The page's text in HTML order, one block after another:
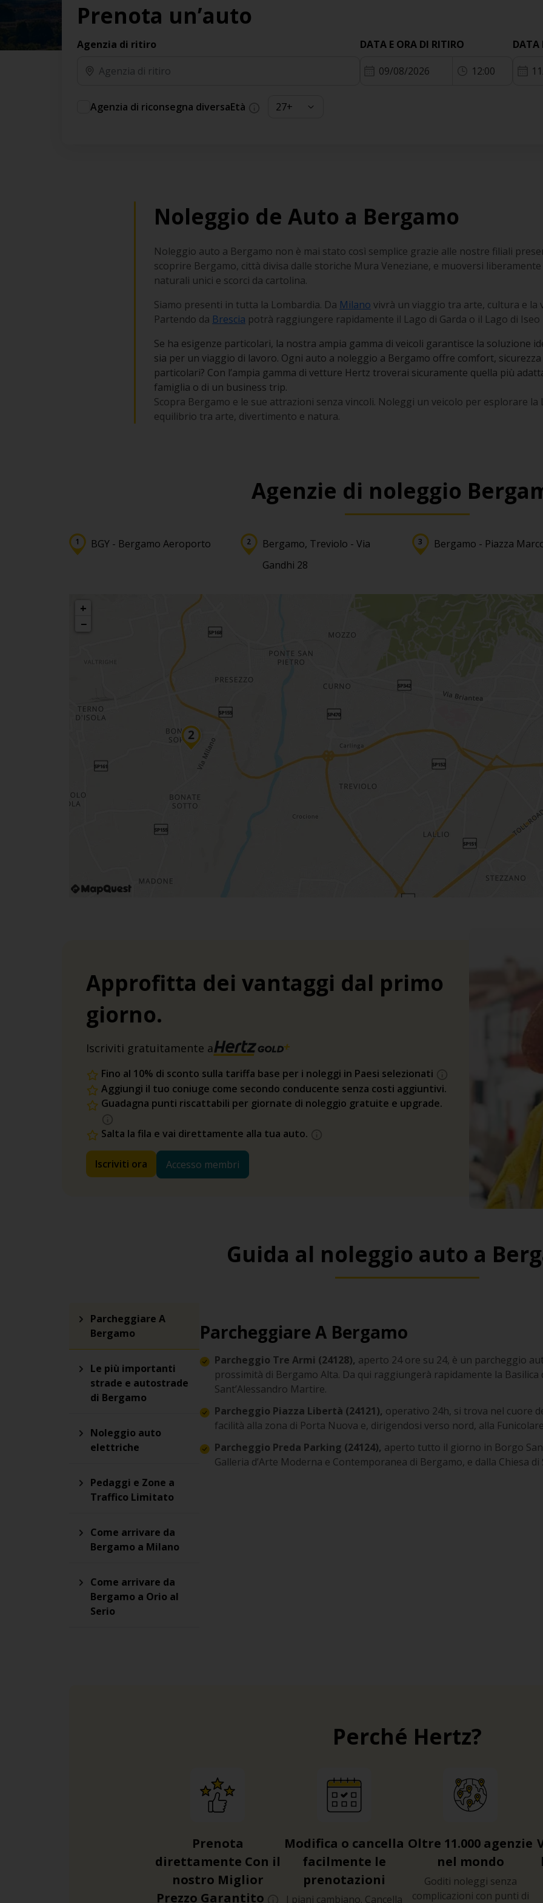
Prenota un’auto
Agenzia di ritiro DATA E ORA DI RITIRO
09/08/2026 12:00
DATA
Agenzia di riconsegna diversaEtà
Noleggio de Auto a Bergamo
Noleggio auto a Bergamo non è mai stato così semplice grazie alle nostre filiali
scoprire Bergamo, città divisa dalle storiche Mura Veneziane, e muoversi
naturali unici e scorci da cartolina.
Siamo presenti in tutta la Lombardia. Da Milano vivrà un viaggio tra arte, cultura e
Partendo da Brescia potrà raggiungere rapidamente il Lago di Garda o il Lago di
Se ha esigenze particolari, la nostra ampia gamma di veicoli garantisce la soluzione
sia per un viaggio di lavoro. Ogni auto a noleggio a Bergamo offre comfort,
particolari? Con l’ampia gamma di vetture Hertz troverai sicuramente quella più
famiglia o di un business trip.
Scopra Bergamo e le sue attrazioni senza vincoli. Noleggi un veicolo per esplorare
equilibrio tra arte, divertimento e natura.
Agenzie di noleggio
BGY - Bergamo Aeroporto
Bergamo, Treviolo - Via
Gandhi 28
Bergamo - Piazza
+
−
Approfitta dei vantaggi dal primo
giorno.
Iscriviti gratuitamente a
Fino al 10% di sconto sulla tariffa base per i noleggi in Paesi selezionati
Aggiungi il tuo coniuge come secondo conducente senza costi aggiuntivi.
Guadagna punti riscattabili per giornate di noleggio gratuite e upgrade.
Salta la fila e vai direttamente alla tua auto.
Iscriviti ora Accesso membri
Guida al noleggio auto a
Parcheggiare A
Bergamo
Le più importanti
strade e autostrade
di Bergamo
Noleggio auto
elettriche
Pedaggi e Zone a
Traffico Limitato
Come arrivare da
Bergamo a Milano
Come arrivare da
Bergamo a Orio al
Serio
Parcheggiare A Bergamo
Parcheggio Tre Armi (24128), aperto 24 ore su 24, è un parcheggio
prossimità di Bergamo Alta. Da qui raggiungerà rapidamente la
Sant’Alessandro Martire.
Parcheggio Piazza Libertà (24121), operativo 24h, si trova nel cuore
facilità alla zona di Porta Nuova e, dirigendosi verso nord, alla
Parcheggio Preda Parking (24124), aperto tutto il giorno in Borgo
Galleria d’Arte Moderna e Contemporanea di Bergamo, e dalla Chiesa
Perché Hertz?
Prenota
direttamente Con il
nostro Miglior
Prezzo Garantito
Modifica o cancella
facilmente le
prenotazioni
I piani cambiano. Cancella
Oltre 11.000 agenzie
nel mondo
Goditi noleggi senza
complicazioni con punti di